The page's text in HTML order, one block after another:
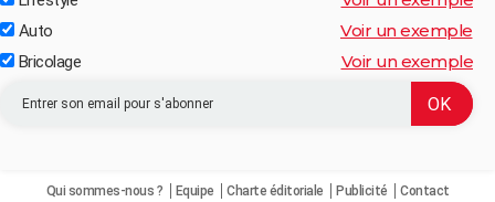
Auto Voir un exemple
Bricolage Voir un exemple
Qui sommes-nous ? Equipe Charte éditoriale Publicité
Contact